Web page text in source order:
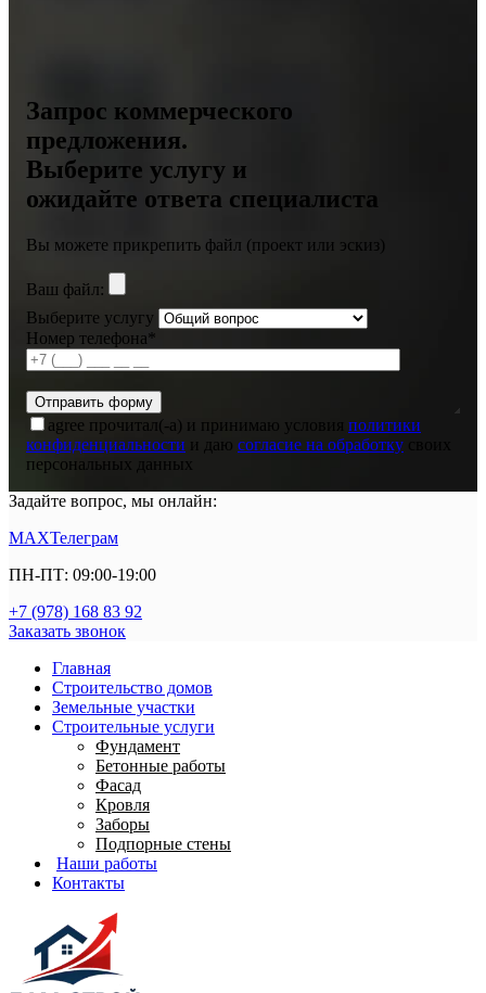
Запрос коммерческого
предложения.
Выберите услугу и
ожидайте ответа специалиста
Вы можете прикрепить файл (проект или эскиз)
Ваш файл:
Выберите услугу
Номер телефона*
agree прочитал(-а) и принимаю условия политики
конфиденциальности и даю согласие на обработку
персональных данных
Задайте вопрос, мы онлайн:
MAXТелеграм
ПН-ПТ: 09:00-19:00
+7 (978) 168 83 92
Заказать звонок
Главная
Строительство домов
Земельные участки
Строительные услуги
Фундамент
Бетонные работы
Фасад
Кровля
Заборы
Подпорные стены
Наши работы
Контакты